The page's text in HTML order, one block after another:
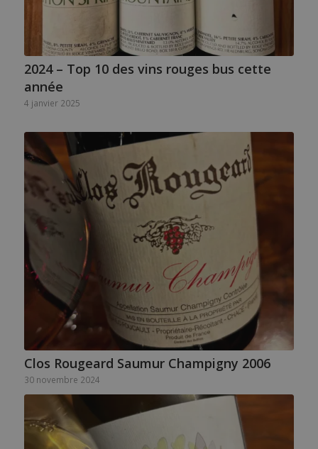
2024 – Top 10 des vins rouges bus cette
année
4 janvier 2025
Clos Rougeard Saumur Champigny 2006
30 novembre 2024